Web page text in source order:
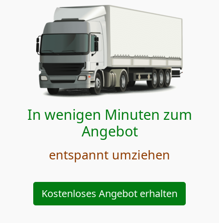
In wenigen Minuten zum
Angebot
entspannt umziehen
Kostenloses Angebot erhalten